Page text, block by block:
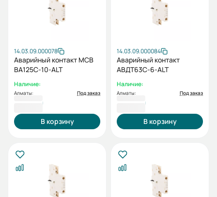
14.03.09.000078
Аварийный контакт MCB
BA125C-10-ALT
Наличие:
Алматы: Под заказ
В корзину
14.03.09.000084
Аварийный контакт
АВДТ63C-6-ALT
Наличие:
Алматы: Под заказ
В корзину